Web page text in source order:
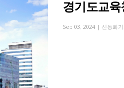
경기도교육
Sep 03, 2024 | 신동화